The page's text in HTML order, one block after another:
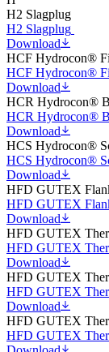
H2 Slagplug
H2 Slagplug
Download
HCF Hydrocon®
HCF Hydrocon®
Download
HCR Hydrocon®
HCR Hydrocon®
Download
HCS Hydrocon®
HCS Hydrocon®
Download
HFD GUTEX
HFD GUTEX
Download
HFD GUTEX
HFD GUTEX
Download
HFD GUTEX
HFD GUTEX
Download
HFD GUTEX
HFD GUTEX